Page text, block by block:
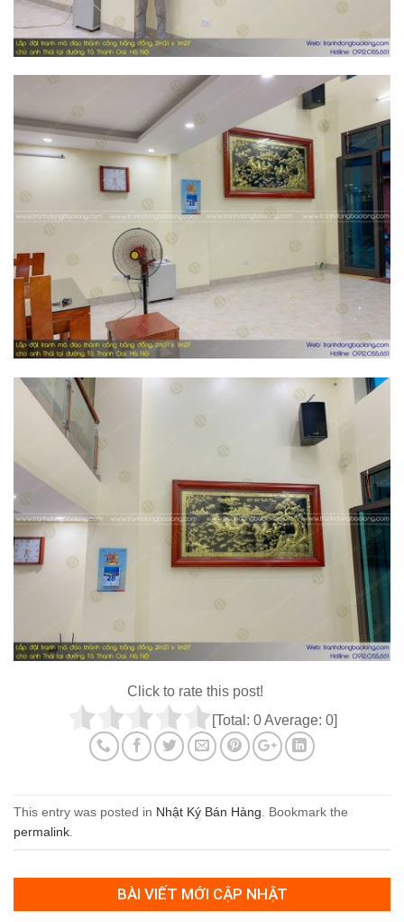
Click to rate this post!
[Total: 0Average: 0]
This entry was posted in Nhật Ký Bán Hàng . Bookmark the
permalink
BÀI VIẾT MỚI CẬP NHẬT